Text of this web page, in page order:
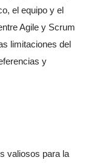
el equipo y el
Agile y Scrum
limitaciones del
y
valiosos para la